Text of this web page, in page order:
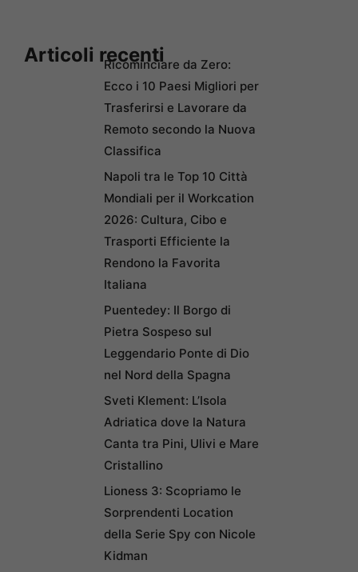
Articoli recentiRicominciare da Zero:
Ecco i 10 Paesi Migliori per
Trasferirsi e Lavorare da
Remoto secondo la Nuova
Classifica
Napoli tra le Top 10 Città
Mondiali per il Workcation
2026: Cultura, Cibo e
Trasporti Efficiente la
Rendono la Favorita
Italiana
Puentedey: Il Borgo di
Pietra Sospeso sul
Leggendario Ponte di Dio
nel Nord della Spagna
Sveti Klement: L’Isola
Adriatica dove la Natura
Canta tra Pini, Ulivi e Mare
Cristallino
Lioness 3: Scopriamo le
Sorprendenti Location
della Serie Spy con Nicole
Kidman